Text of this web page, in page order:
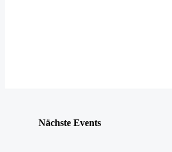
Nächste Events